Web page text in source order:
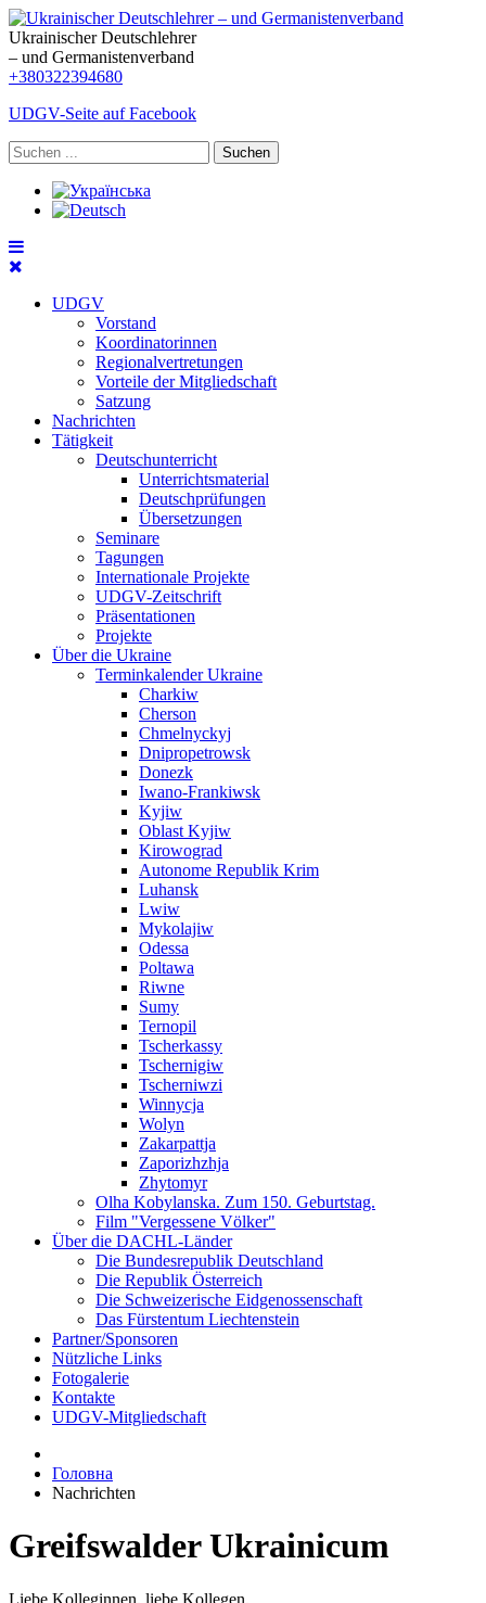
Ukrainischer Deutschlehrer
– und Germanistenverband
+380322394680
UDGV-Seite auf Facebook
Suchen
UDGV
Vorstand
Koordinatorinnen
Regionalvertretungen
Vorteile der Mitgliedschaft
Satzung
Nachrichten
Tätigkeit
Deutschunterricht
Unterrichtsmaterial
Deutschprüfungen
Übersetzungen
Seminare
Tagungen
Internationale Projekte
UDGV-Zeitschrift
Präsentationen
Projekte
Über die Ukraine
Terminkalender Ukraine
Charkiw
Cherson
Chmelnyckyj
Dnipropetrowsk
Donezk
Iwano-Frankiwsk
Kyjiw
Oblast Kyjiw
Kirowograd
Autonome Republik Krim
Luhansk
Lwiw
Mykolajiw
Odessa
Poltawa
Riwne
Sumy
Ternopil
Tscherkassy
Tschernigiw
Tscherniwzi
Winnycja
Wolyn
Zakarpattja
Zaporizhzhja
Zhytomyr
Olha Kobylanska. Zum 150. Geburtstag.
Film "Vergessene Völker"
Über die DACHL-Länder
Die Bundesrepublik Deutschland
Die Republik Österreich
Die Schweizerische Eidgenossenschaft
Das Fürstentum Liechtenstein
Partner/Sponsoren
Nützliche Links
Fotogalerie
Kontakte
UDGV-Mitgliedschaft
Головна
Nachrichten
Greifswalder Ukrainicum
Liebe Kolleginnen, liebe Kollegen,